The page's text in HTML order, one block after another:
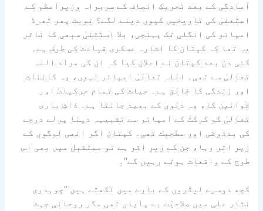
آمادگی کے بعد تحریکِ انصاف کے سربراہ وزیراعظم کے
استعفیٰ کی تاریخیں کیوں دینے لگے؟ نوبت پھر تھرڈ
امپائر کی انگلی تک پہنچی، بلا استثنیٰ سبھی کا تاثر
یہ تھا کہ کپتان کا اشارہ عسکری قیادت کی طرف ہے۔
کئی دن بعد کپتان نے اعلان کیا کہ ان کی مراد اللہ
تعالیٰ سے تھی۔ اللہ تعالیٰ امپائر نہیں، وہ کائنات
اور زندگی کا خالق ہے۔ حیات کی تمام حرکیات اور
قوانین کا، وہ دلوں کے بھید جانتا ہے۔ ذاتِ باری
تعالیٰ کو کرکٹ کے امپائر سے تشبیہہ دینا پرلے درجے
کی بدذوقی اور سطحیت تھی۔ کپتان اگر انھی لوگوں کے
زیرِ اثر رہا، جن کے زیرِ اثر ہے تو مستقبل میں بھی اس
طرح کے واقعات ہوتے رہیں گے‘‘۔
کچھ دوسرے لیڈروں کے بارے میں لکھتے ہیں ’’چوہدری
نثار علی میں صلاحیّت بے پایاں تھی مگر روحانی جہت